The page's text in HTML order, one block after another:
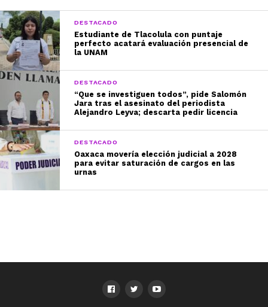
DESTACADO
Estudiante de Tlacolula con puntaje
perfecto acatará evaluación presencial de
la UNAM
DESTACADO
“Que se investiguen todos”, pide Salomón
Jara tras el asesinato del periodista
Alejandro Leyva; descarta pedir licencia
DESTACADO
Oaxaca movería elección judicial a 2028
para evitar saturación de cargos en las
urnas